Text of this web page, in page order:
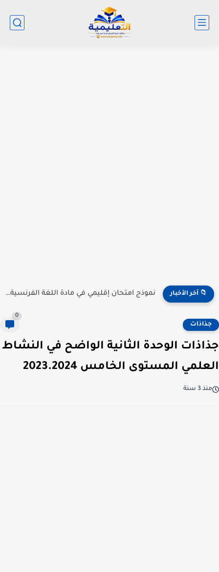
📁 آخر الأخبار نموذج امتحان إقليمي في مادة اللغة الفرنسية للمستوى السادس...
جذاذات
0
جذاذات الوحدة الثانية الواضح في النشاط
العلمي المستوى الخامس 2023.2024
منذ 3 سنة